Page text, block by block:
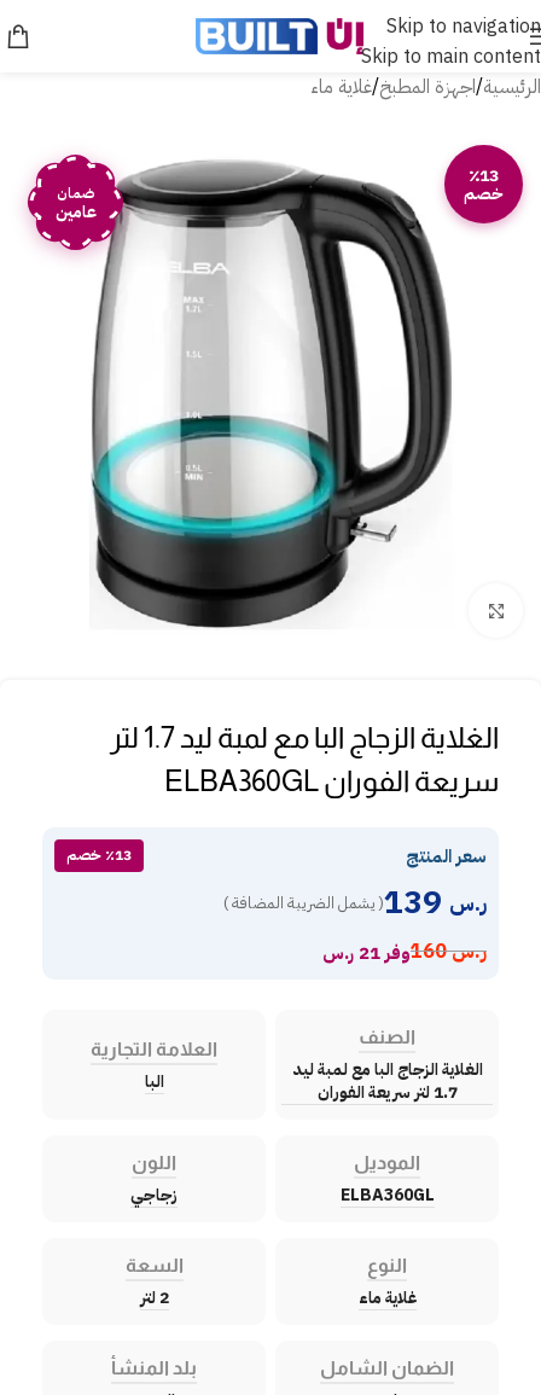
Skip to navigation
Skip to main content
الرئيسية/اجهزة المطبخ/غلاية ماء
٪13
خصم ضمان
عامين
الغلاية الزجاج البا مع لمبة ليد 1.7 لتر
سريعة الفوران ELBA360GL
سعر المنتج ٪13 خصم
ر.س ( يشمل الضريبة المضافة )
ر.س160 وفر 21 ر.س
الصنف
الغلاية الزجاج البا مع لمبة ليد
1.7 لتر سريعة الفوران
العلامة التجارية
البا
الموديل
ELBA360GL
اللون
زجاجي
النوع
غلاية ماء
السعة
2 لتر
الضمان الشامل بلد المنشأ